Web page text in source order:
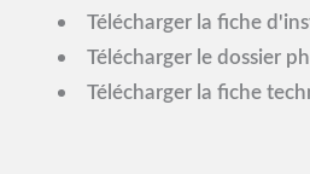
Télécharger la fiche
Télécharger le dossier
Télécharger la fiche